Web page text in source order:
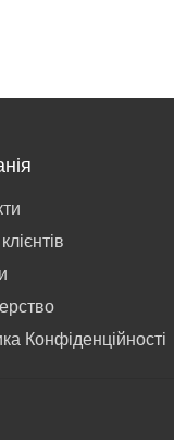
клієнтів
Конфіденційності